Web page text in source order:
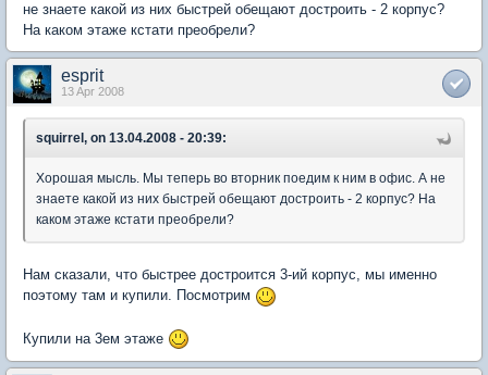
не знаете какой из них быстрей обещают достроить - 2 корпус?
На каком этаже кстати преобрели?
esprit
13 Apr 2008
squirrel, on 13.04.2008 - 20:39:
Хорошая мысль. Мы теперь во вторник поедим к ним в офис. А не
знаете какой из них быстрей обещают достроить - 2 корпус? На
каком этаже кстати преобрели?
Нам сказали, что быстрее достроится 3-ий корпус, мы именно
поэтому там и купили. Посмотрим
Купили на 3ем этаже